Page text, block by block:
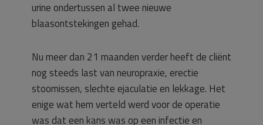
urine ondertussen al twee nieuwe
blaasontstekingen gehad.
Nu meer dan 21 maanden verder heeft de cliënt
nog steeds last van neuropraxie, erectie
stoornissen, slechte ejaculatie en lekkage. Het
enige wat hem verteld werd voor de operatie
was dat een kans was op een infectie en